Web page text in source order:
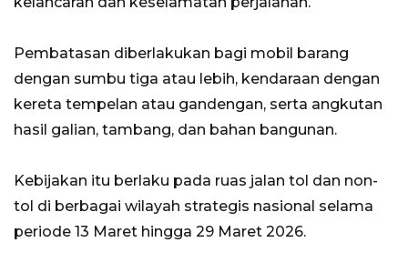
Pembatasan diberlakukan bagi mobil barang
dengan sumbu tiga atau lebih, kendaraan dengan
kereta tempelan atau gandengan, serta angkutan
hasil galian, tambang, dan bahan bangunan.
Kebijakan itu berlaku pada ruas jalan tol dan non-
tol di berbagai wilayah strategis nasional selama
periode 13 Maret hingga 29 Maret 2026.